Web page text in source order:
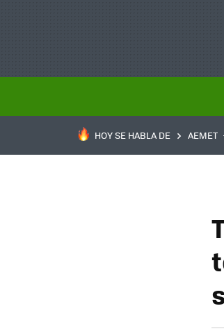
HOY SE HABLA DE AEMET